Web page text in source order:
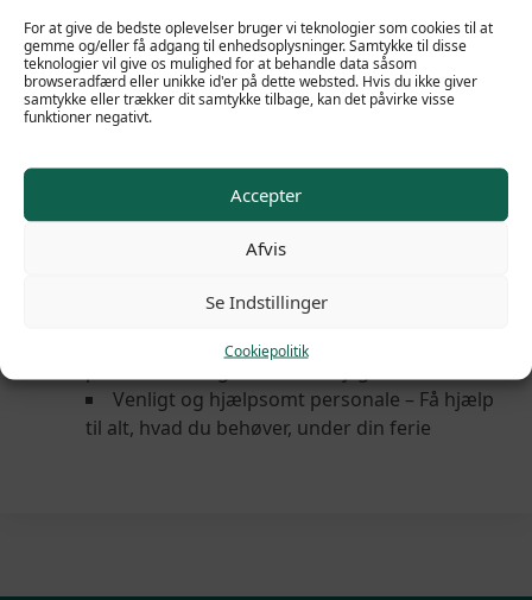
For at give de bedste oplevelser bruger vi teknologier som cookies til at
gemme og/eller få adgang til enhedsoplysninger. Samtykke til disse
teknologier vil give os mulighed for at behandle data såsom
browseradfærd eller unikke id'er på dette websted. Hvis du ikke giver
samtykke eller trækker dit samtykke tilbage, kan det påvirke visse
funktioner negativt.
Accepter
Afvis
Se Indstillinger
Cookiepolitik
kendt for deres venlighed og hjælpsomhed og
står altid klar til at sikre, at din ferie bliver så
problemfri og behagelig som muligt.
Fem gode grunde
Perfekt beliggenhed tæt på pisterne – Nyd
nem adgang til dagens skiløb
Wellness-faciliteter med pool og sauna –
Slap af og få varmen efter en dag på ski
Ideelt for familier og vennegrupper
Fantastisk udsigt over bjergene – Nyd
Venligt og hjælpsomt personale – Få hjælp
til alt, hvad du behøver, under din ferie